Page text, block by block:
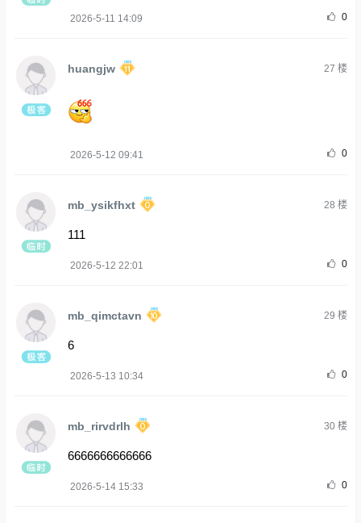
2026-5-11 14:09 0
huangjw 27 楼
2026-5-12 09:41 0
mb_ysikfhxt 28 楼
111
2026-5-12 22:01 0
mb_qimctavn 29 楼
6
2026-5-13 10:34 0
mb_rirvdrlh 30楼
6666666666666
2026-5-14 15:33 0